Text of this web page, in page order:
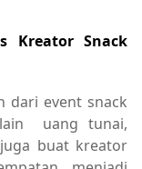
Kreator Snack
dari event snack
uang tunai,
buat kreator